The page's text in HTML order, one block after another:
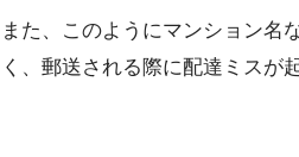
また、このようにマンション名
く、郵送される際に配達ミスが